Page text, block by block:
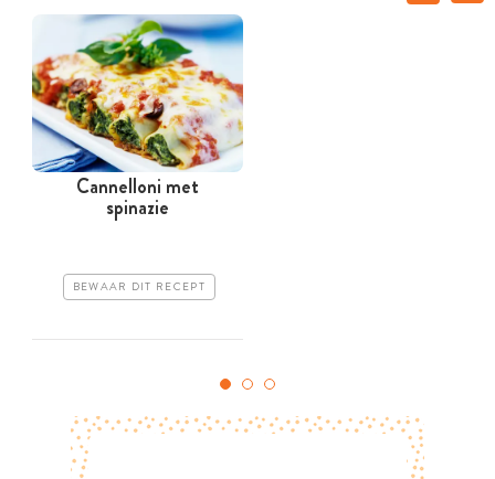
Cannelloni met
spinazie
BEWAAR DIT RECEPT